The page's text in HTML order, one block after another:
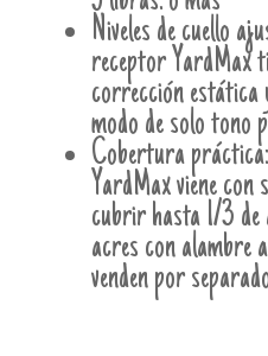
Niveles de cuello
receptor YardMax
corrección estática
modo de solo tono
Cobertura
YardMax viene
cubrir hasta 1/3 de
acres con alambre
venden por